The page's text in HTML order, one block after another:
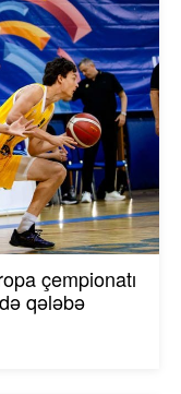
çempionatı
qələbə